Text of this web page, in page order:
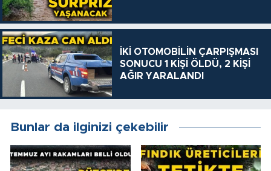
İKİ OTOMOBİLİN ÇARPIŞMASI
SONUCU 1 KİŞİ ÖLDÜ, 2 KİŞİ
AĞIR YARALANDI
Bunlar da ilginizi çekebilir